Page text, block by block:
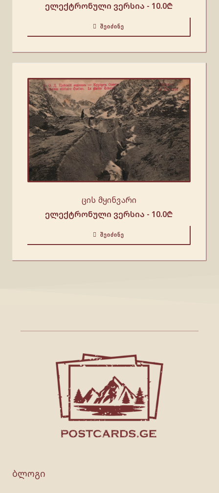
ელექტრონული ვერსია - 10.0₾
ᲨᲔᲘᲫᲘᲜᲔ
ცის მყინვარი
ელექტრონული ვერსია - 10.0₾
ᲨᲔᲘᲫᲘᲜᲔ
ბლოგი